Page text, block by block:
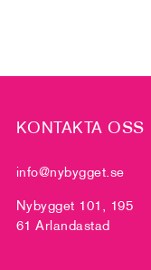
KONTAKTA OSS
info@nybygget.se
Nybygget 101, 195
61 Arlandastad